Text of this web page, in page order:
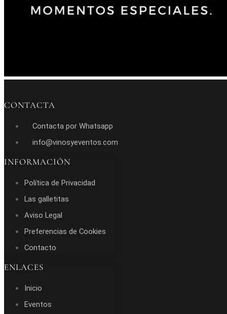
CONTACTA
Contacta por Whatsapp
info@vinosyeventos.com
INFORMACIÓN
Política de Privacidad
Las galletitas
Aviso Legal
Preferencias de Cookies
Contacto
ENLACES
Inicio
Eventos